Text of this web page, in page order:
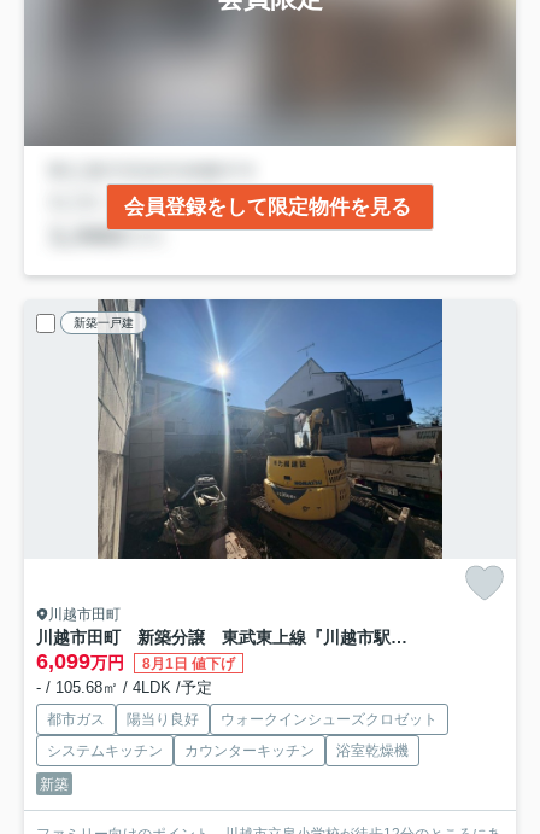
会員登録をして限定物件を見る
新築一戸建
川越市田町
川越市田町 新築分譲 東武東上線『川越市駅』徒歩8分 【泉小学区】
6,099万円 8月1日 値下げ
- / 105.68㎡ / 4LDK /予定
都市ガス 陽当り良好
ウォークインシューズクロゼット
システムキッチン
カウンターキッチン
浴室乾燥機
新築